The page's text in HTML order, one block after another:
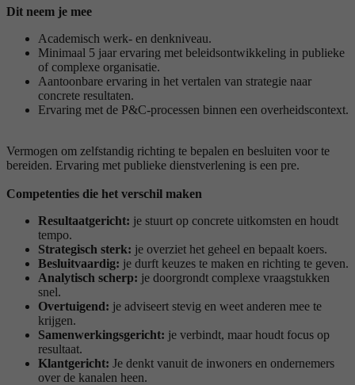
Dit neem je mee
Academisch werk- en denkniveau.
Minimaal 5 jaar ervaring met beleidsontwikkeling in publieke
of complexe organisatie.
Aantoonbare ervaring in het vertalen van strategie naar
concrete resultaten.
Ervaring met de P&C-processen binnen een overheidscontext.
Vermogen om zelfstandig richting te bepalen en besluiten voor te
bereiden. Ervaring met publieke dienstverlening is een pre.
Competenties die het verschil maken
Resultaatgericht: je stuurt op concrete uitkomsten en houdt
tempo.
Strategisch sterk: je overziet het geheel en bepaalt koers.
Besluitvaardig: je durft keuzes te maken en richting te geven.
Analytisch scherp: je doorgrondt complexe vraagstukken
snel.
Overtuigend: je adviseert stevig en weet anderen mee te
krijgen.
Samenwerkingsgericht: je verbindt, maar houdt focus op
resultaat.
Klantgericht: Je denkt vanuit de inwoners en ondernemers
over de kanalen heen.